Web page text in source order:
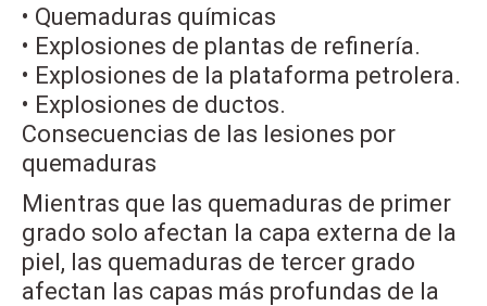
• Quemaduras químicas
• Explosiones de plantas de refinería.
• Explosiones de la plataforma petrolera.
• Explosiones de ductos.
Consecuencias de las lesiones por
quemaduras
Mientras que las quemaduras de primer
grado solo afectan la capa externa de la
piel, las quemaduras de tercer grado
afectan las capas más profundas de la